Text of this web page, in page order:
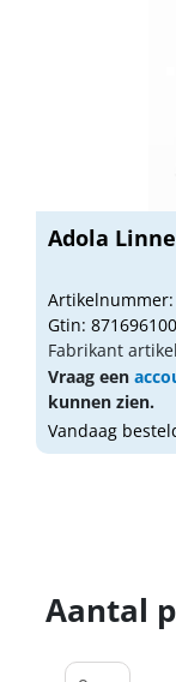
Adola
Artikelnummer:
Gtin:
Fabrikant
Vraag een
kunnen zien.
Vandaag
Aantal